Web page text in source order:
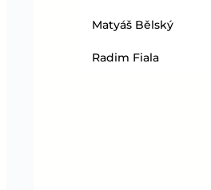
Matyáš Bělský
Radim Fiala